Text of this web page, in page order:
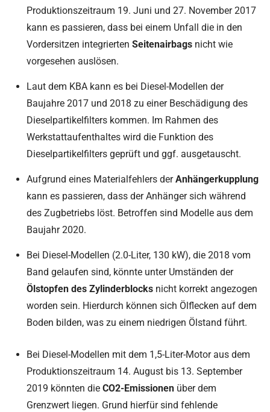
Produktionszeitraum 19. Juni und 27. November 2017
kann es passieren, dass bei einem Unfall die in den
Vordersitzen integrierten Seitenairbags nicht wie
vorgesehen auslösen.
Laut dem KBA kann es bei Diesel-Modellen der
Baujahre 2017 und 2018 zu einer Beschädigung des
Dieselpartikelfilters kommen. Im Rahmen des
Werkstattaufenthaltes wird die Funktion des
Dieselpartikelfilters geprüft und ggf. ausgetauscht.
Aufgrund eines Materialfehlers derAnhängerkupplung
kann es passieren, dass der Anhänger sich während
des Zugbetriebs löst. Betroffen sind Modelle aus dem
Baujahr 2020.
Bei Diesel-Modellen (2.0-Liter, 130 kW), die 2018 vom
Band gelaufen sind, könnte unter Umständen der
Ölstopfen des Zylinderblocksnicht korrekt angezogen
worden sein. Hierdurch können sich Ölflecken auf dem
Boden bilden, was zu einem niedrigen Ölstand führt.
Bei Diesel-Modellen mit dem 1,5-Liter-Motor aus dem
Produktionszeitraum 14. August bis 13. September
2019 könnten dieCO2-Emissionenüber dem
Grenzwert liegen. Grund hierfür sind fehlende